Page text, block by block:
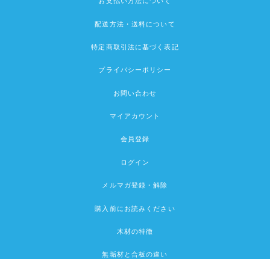
配送方法・送料について
特定商取引法に基づく表記
プライバシーポリシー
お問い合わせ
マイアカウント
会員登録
ログイン
メルマガ登録・解除
購入前にお読みください
木材の特徴
無垢材と合板の違い